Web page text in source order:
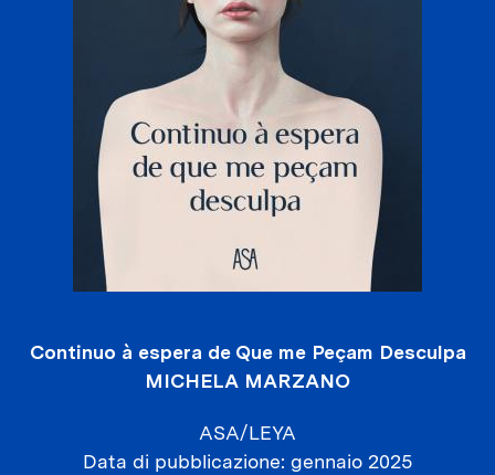
Continuo à espera de Que me Peçam Desculpa
MICHELA MARZANO
ASA/LEYA
Data di pubblicazione gennaio 2025